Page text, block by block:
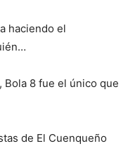
haciendo el
Bola 8 fue el único que
de El Cuenqueño